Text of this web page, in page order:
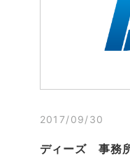
2017/09/30
ディーズ 事務